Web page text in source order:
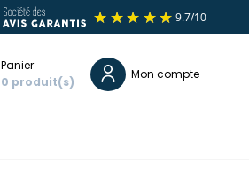
COMMANDE EN LIGNE : LIVRAISON
Panier
0
Mon compte